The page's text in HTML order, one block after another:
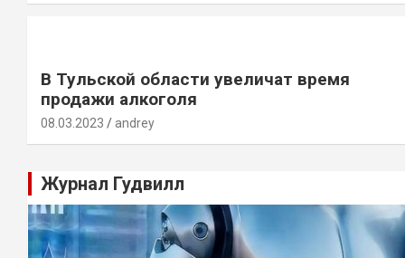
В Тульской области увеличат время
продажи алкоголя
08.03.2023 andrey
Журнал Гудвилл